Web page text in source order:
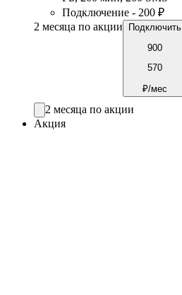
Подключение - 200 ₽
2 месяца по акции
Подключить
900
570
₽/мес
2 месяца по акции
Акция